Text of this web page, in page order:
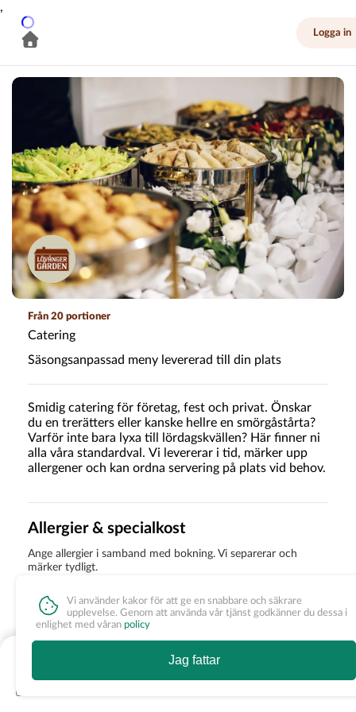
Logga in
Från 20 portioner
Catering
Säsongsanpassad meny levererad till din plats
Smidig catering för företag, fest och privat. Önskar
du en trerätters eller kanske hellre en smörgåstårta?
Varför inte bara lyxa till lördagskvällen? Här finner ni
alla våra standardval. Vi levererar i tid, märker upp
allergener och kan ordna servering på plats vid behov.
Allergier & specialkost
Ange allergier i samband med bokning. Vi separerar och
märker tydligt.
Leverans & upplägg
frakt enligt offert. Värmeskåp och serveringspersonal som
tillval.
Vi använder kakor för att ge en snabbare och säkrare
upplevelse. Genom att använda vår tjänst godkänner du dessa i
enlighet med våran policy
Jag fattar
,